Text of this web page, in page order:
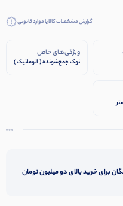
گزارش مشخصات کالا یا موارد قانونی
ویژگی‌های خاص
نوک جمع‌شونده ( اتوماتیک )
برای خرید بالای دو میلیون تومان